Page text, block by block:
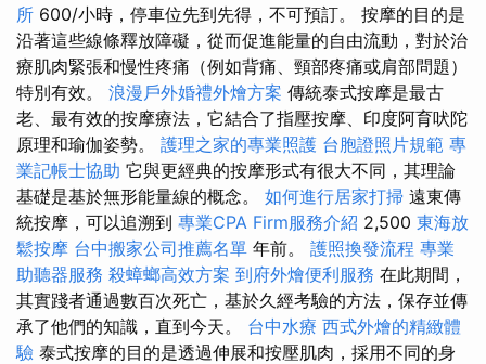
所 600/小時，停車位先到先得，不可預訂。 按摩的目的是
沿著這些線條釋放障礙，從而促進能量的自由流動，對於治
療肌肉緊張和慢性疼痛（例如背痛、頸部疼痛或肩部問題）
特別有效。 浪漫戶外婚禮外燴方案 傳統泰式按摩是最古
老、最有效的按摩療法，它結合了指壓按摩、印度阿育吠陀
原理和瑜伽姿勢。 護理之家的專業照護 台胞證照片規範 專
業記帳士協助 它與更經典的按摩形式有很大不同，其理論
基礎是基於無形能量線的概念。 如何進行居家打掃 遠東傳
統按摩，可以追溯到 專業CPA Firm服務介紹 2,500 東海放
鬆按摩 台中搬家公司推薦名單 年前。 護照換發流程 專業
助聽器服務 殺蟑螂高效方案 到府外燴便利服務 在此期間，
其實踐者通過數百次死亡，基於久經考驗的方法，保存並傳
承了他們的知識，直到今天。 台中水療 西式外燴的精緻體
驗 泰式按摩的目的是透過伸展和按壓肌肉，採用不同的身